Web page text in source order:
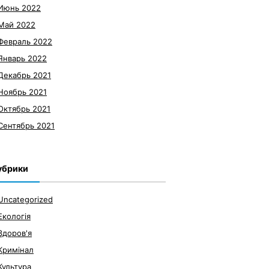
2022
2022
2022
2022
2021
2021
2021
2021